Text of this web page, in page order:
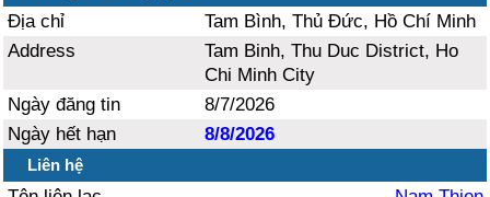
Địa chỉ
Tam Bình, Thủ Đức, Hồ Chí Minh
Address
Tam Binh, Thu Duc District, Ho
Chi Minh City
Ngày đăng tin
8/7/2026
Ngày hết hạn
8/8/2026
Liên hệ